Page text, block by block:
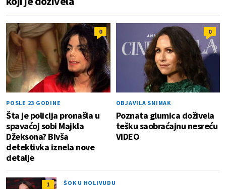
0
POSLE 23 GODINE
Šta je policija pronašla u
spavaćoj sobi Majkla
Džeksona? Bivša
detektivka iznela nove
detalje
0
OBJAVILA SNIMAK
Poznata glumica doživela
tešku saobraćajnu nesreću
VIDEO
1 ŠOK U HOLIVUDU